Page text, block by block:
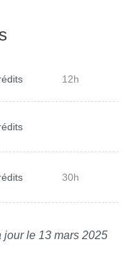
12h
30h
jour le 13 mars 2025